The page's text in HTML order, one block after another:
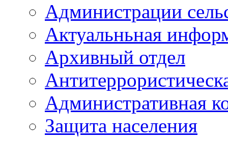
Администрации
Актуальньная
Архивный отдел
Административная
Защита населения